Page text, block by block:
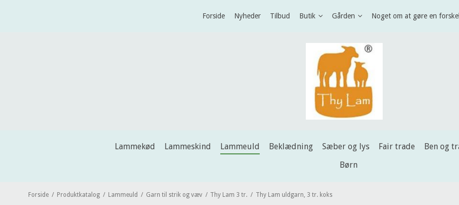
Forside Nyheder Tilbud Butik Gården Noget om at gøre en forskel
Lammekød Lammeskind Lammeuld Beklædning Sæber og lys Fair trade Ben og
Børn
Forside / Produktkatalog / Lammeuld / Garn til strik og væv / Thy Lam 3 tr. / Thy Lam uldgarn, 3 tr. koks